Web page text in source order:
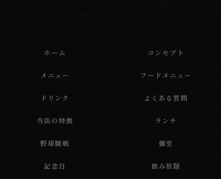
ホーム コンセプト
メニュー フードメニュー
ドリンク よくある質問
当店の特徴 ランチ
野球観戦 個室
記念日 飲み放題